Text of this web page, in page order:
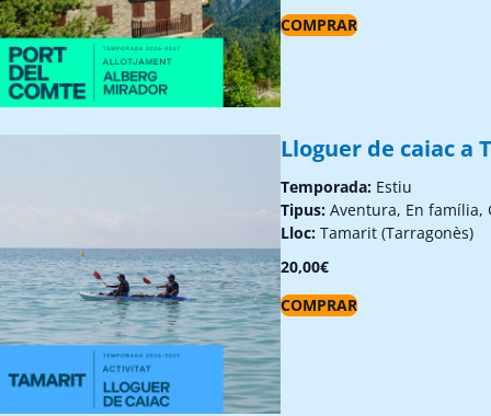
COMPRAR
Lloguer de caiac a
Temporada: Estiu
Tipus: Aventura, En família,
Lloc: Tamarit (Tarragonès)
20,00€
COMPRAR